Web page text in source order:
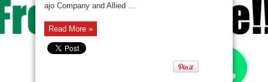
dá
ajo Company and Allied ...
Read More »